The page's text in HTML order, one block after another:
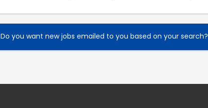
Do you want new jobs emailed to you based on your search?